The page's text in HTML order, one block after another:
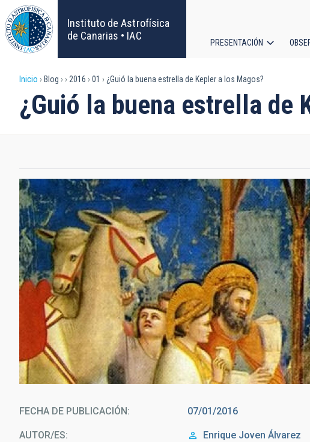
Pasar
al
contenido
principal
Instituto de Astrofísica
de Canarias • IAC
principal
PRESENTACIÓN
Sobrescribir
enlaces
ayuda
a
la
navegación
Inicio Blog 2016 01 ¿Guió la buena estrella de Kepler a los Magos?
¿Guió la buena estrella de
‘La adoración de los Magos’, cuadro pintado por Giotto
FECHA DE PUBLICACIÓN 07/01/2016
AUTOR/ES Enrique Joven Álvarez